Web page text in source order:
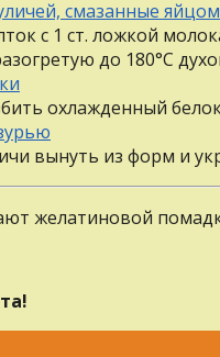
с 1 ст. ложкой
до 180°С
охлажденный
вынуть из форм и
желатиновой